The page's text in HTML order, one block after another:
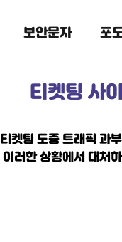
보안문자 포
티켓팅 사
티켓팅 도중 트래픽 과
이러한 상황에서 대처